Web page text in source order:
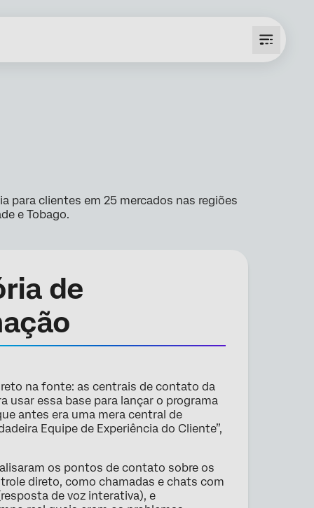
para clientes em 25 mercados nas regiões
e Tobago.
de
na fonte: as centrais de contato da
usar essa base para lançar o programa
antes era uma mera central de
Equipe de Experiência do Cliente”,
os pontos de contato sobre os
direto, como chamadas e chats com
de voz interativa), e